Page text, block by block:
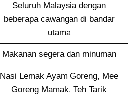
Seluruh Malaysia dengan
beberapa cawangan di bandar
utama
Makanan segera dan minuman
Nasi Lemak Ayam Goreng, Mee
Goreng Mamak, Teh Tarik